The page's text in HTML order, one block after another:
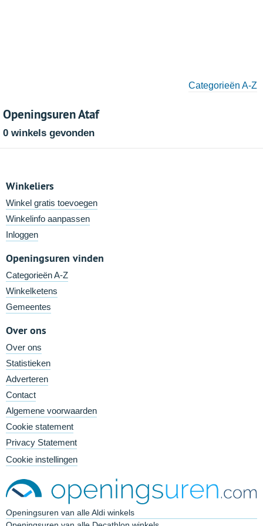
Categorieën A-Z
Openingsuren Ataf
0 winkels gevonden
Winkeliers
Winkel gratis toevoegen
Winkelinfo aanpassen
Inloggen
Openingsuren vinden
Categorieën A-Z
Winkelketens
Gemeentes
Over ons
Over ons
Statistieken
Adverteren
Contact
Algemene voorwaarden
Cookie statement
Privacy Statement
Cookie instellingen
Openingsuren van alle Aldi winkels